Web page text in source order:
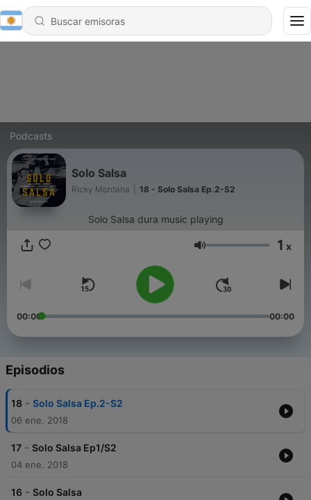
Podcasts
Solo Salsa
Ricky Montana 18 - Solo Salsa Ep.2-S2
Solo Salsa dura music playing
Volumen 1 x
00:00 00:00
Episodios
18 - Solo Salsa Ep.2-S2
06 ene. 2018
17 - Solo Salsa Ep1/S2
04 ene. 2018
16 - Solo Salsa